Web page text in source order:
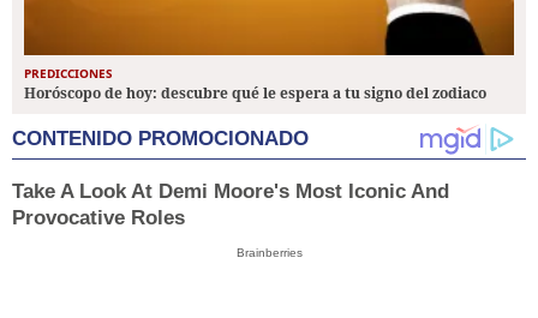
PREDICCIONES
Horóscopo de hoy: descubre qué le espera a tu signo del zodiaco
CONTENIDO PROMOCIONADO
Take A Look At Demi Moore's Most Iconic And
Provocative Roles
Brainberries